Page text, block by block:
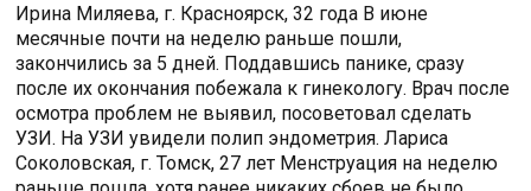
Ирина Миляева, г. Красноярск, 32 года В июне
месячные почти на неделю раньше пошли,
закончились за 5 дней. Поддавшись панике, сразу
после их окончания побежала к гинекологу. Врач после
осмотра проблем не выявил, посоветовал сделать
УЗИ. На УЗИ увидели полип эндометрия. Лариса
Соколовская, г. Томск, 27 лет Менструация на неделю